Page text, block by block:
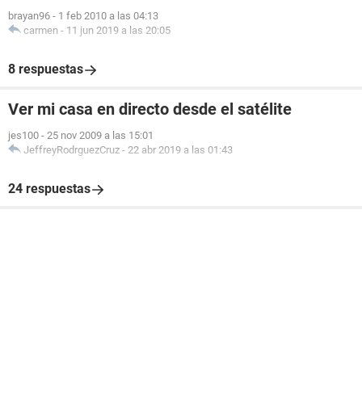
brayan96 - 1 feb 2010 a las 04:13
carmen - 11 jun 2019 a las 20:05
8 respuestas
Ver mi casa en directo desde el satélite
jes100 - 25 nov 2009 a las 15:01
JeffreyRodrguezCruz - 22 abr 2019 a las 01:43
24 respuestas